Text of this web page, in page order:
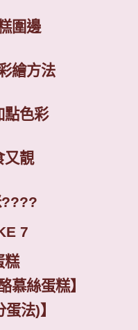
圍邊
繪方法
點色彩
又靚
????
7
糕
慕絲蛋糕】
蛋法)】